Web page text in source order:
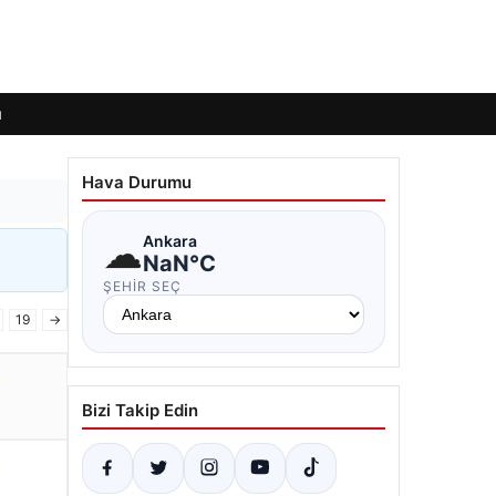
19 →
Hava Durumu
☁Ankara
NaN°C
ŞEHIR SEÇ
Bizi Takip Edin